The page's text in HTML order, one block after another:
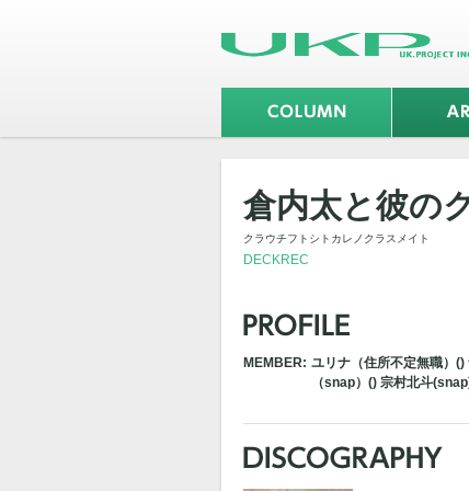
倉内太と彼の
クラウチフトシトカレノクラスメイト
DECKREC
MEMBER: ユリナ（住所不定無職）
（snap）() 宗村北斗